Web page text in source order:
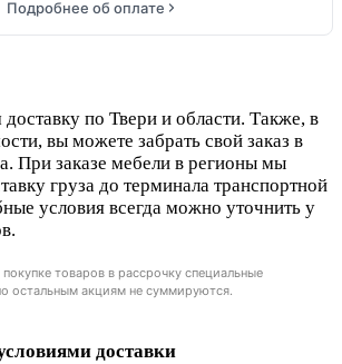
Подробнее об оплате
по Твери и области. Также, в
вы можете забрать свой заказ в
При заказе мебели в регионы мы
груза до терминала транспортной
условия всегда можно уточнить у
товаров в рассрочку специальные
остальным акциям не суммируются.
доставки